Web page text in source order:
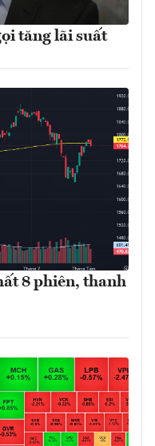
tăng lãi suất
8 phiên, thanh